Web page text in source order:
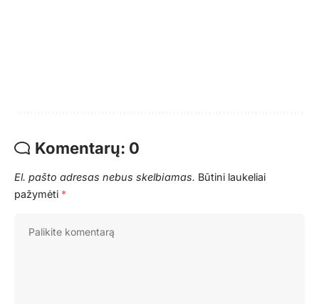
Komentarų: 0
El. pašto adresas nebus skelbiamas. Būtini laukeliai
pažymėti *